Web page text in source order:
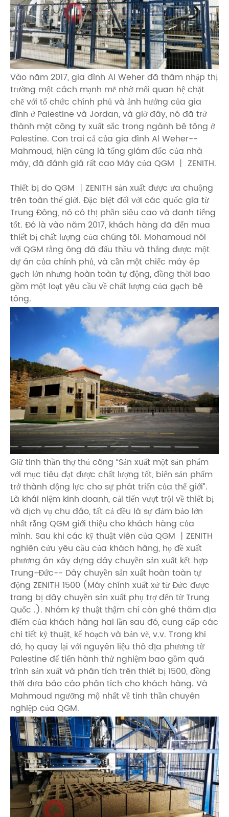
Vào năm 2017, gia đình Al Weher đã thâm nhập thị
trường một cách mạnh mẽ nhờ mối quan hệ chặt
chẽ với tổ chức chính phủ và ảnh hưởng của gia
đình ở Palestine và Jordan, và giờ đây, nó đã trở
thành một công ty xuất sắc trong ngành bê tông ở
Palestine. Con trai cả của gia đình Al Weher--
Mahmoud, hiện cũng là tổng giám đốc của nhà
máy, đã đánh giá rất cao Máy của QGM 丨 ZENITH.
Thiết bị do QGM 丨ZENITH sản xuất được ưa chuộng
trên toàn thế giới. Đặc biệt đối với các quốc gia từ
Trung Đông, nó có thị phần siêu cao và danh tiếng
tốt. Đó là vào năm 2017, khách hàng đã đến mua
thiết bị chất lượng của chúng tôi. Mohamoud nói
với QGM rằng ông đã đấu thầu và thắng được một
dự án của chính phủ, và cần một chiếc máy ép
gạch lớn nhưng hoàn toàn tự động, đồng thời bao
gồm một loạt yêu cầu về chất lượng của gạch bê
tông.
Giữ tinh thần thợ thủ công “Sản xuất một sản phẩm
với mục tiêu đạt được chất lượng tốt, biến sản phẩm
trở thành động lực cho sự phát triển của thế giới”.
Là khái niệm kinh doanh, cải tiến vượt trội về thiết bị
và dịch vụ chu đáo, tất cả đều là sự đảm bảo lớn
nhất rằng QGM giới thiệu cho khách hàng của
mình. Sau khi các kỹ thuật viên của QGM 丨ZENITH
nghiên cứu yêu cầu của khách hàng, họ đề xuất
phương án xây dựng dây chuyền sản xuất kết hợp
Trung-Đức-- Dây chuyền sản xuất hoàn toàn tự
động ZENITH 1500 (Máy chính xuất xứ từ Đức được
trang bị dây chuyền sản xuất phụ trợ đến từ Trung
Quốc .). Nhóm kỹ thuật thậm chí còn ghé thăm địa
điểm của khách hàng hai lần sau đó, cung cấp các
chi tiết kỹ thuật, kế hoạch và bản vẽ, v.v. Trong khi
đó, họ quay lại với nguyên liệu thô địa phương từ
Palestine để tiến hành thử nghiệm bao gồm quá
trình sản xuất và phân tích trên thiết bị 1500, đồng
thời đưa báo cáo phân tích cho khách hàng. Và
Mahmoud ngưỡng mộ nhất về tinh thần chuyên
nghiệp của QGM.